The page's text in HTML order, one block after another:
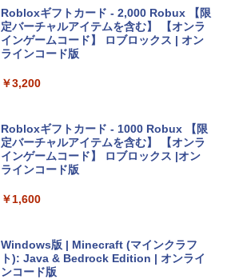
￥2,952
Apple 2026 MacBook Air M5チップ搭載
igence、13.6インチLiquid Retinaディ
ームカメラ、日本語キーボード、Touch I
D - ミッドナイト
￥298,901
SSD インテル Core 5
￥129,800
Robloxギフトカード - 2,000 Robux 【限
定バーチャルアイテムを含む】 【オンラ
インゲームコード】 ロブロックス | オン
ラインコード版
￥3,200
Robloxギフトカード - 1000 Robux 【限
定バーチャルアイテムを含む】 【オンラ
インゲームコード】 ロブロックス |オン
ラインコード版
￥1,600
Windows版 | Minecraft (マインクラフ
ト): Java & Bedrock Edition | オンライ
ンコード版